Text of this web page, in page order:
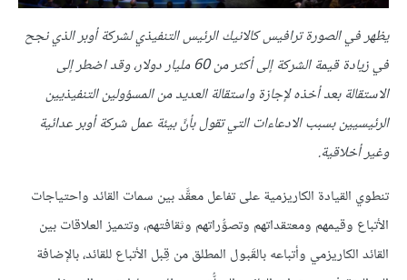
يظهر في الصورة ترافيس كالانيك الرئيس التنفيذي لشركة أوبر الذي نجح
في زيادة قيمة الشركة إلى أكثر من 60 مليار دولار، وقد اضطر إلى
الاستقالة بعد أخذه لإجازة واستقالة العديد من المسؤولين التنفيذيين
الرئيسيين بسبب الادعاءات التي تقول بأنَّ بيئة عمل شركة أوبر عدائية
وغير أخلاقية.
تنطوي القيادة الكاريزمية على تفاعل معقَّد بين سمات القائد واحتياجات
الأتباع وقيمهم ومعتقداتهم وتصوُّراتهم وثقافتهم، وتتميز العلاقات بين
القائد الكاريزمي وأتباعه بالقَبول المطلق من قِبل الأتباع للقائد، بالإضافة